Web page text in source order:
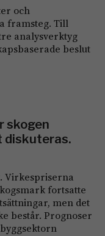
och
framsteg. Till
analysverktyg
beslut
skogen
diskuteras.
Virkespriserna
fortsatte
men det
består. Prognoser